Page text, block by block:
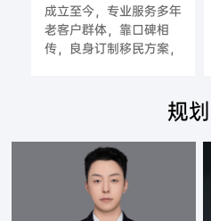
成立至今，专业服务多年
老客户群体，靠口碑相
传，良身订制移民方案，
规